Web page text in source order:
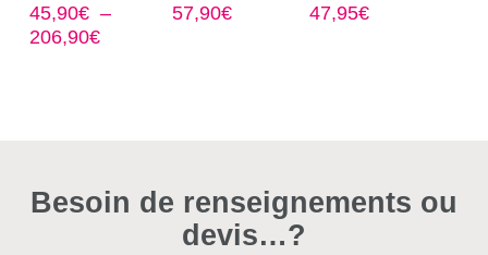
plusieurs
variations.
choisies
sur
45,90€ –
206,90€Plage
plusieurs
sur
la
57,90€
plusieurs
sur
47,95€
Besoin de renseignements ou
devis…?